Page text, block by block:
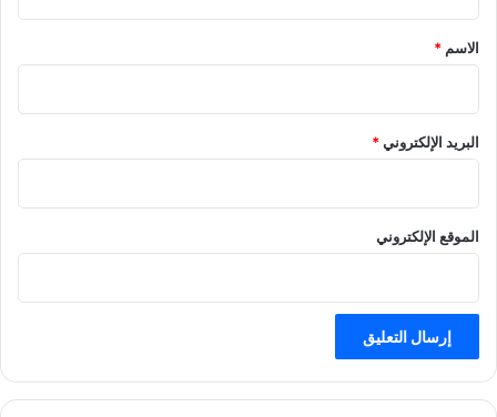
*
الاسم *
البريد الإلكتروني*
الموقع الإلكتروني